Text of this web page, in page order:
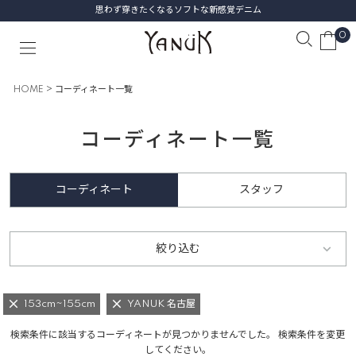
思わず穿きたくなるソフトな新感覚デニム
0
HOME コーディネート一覧
コーディネート一覧
コーディネート スタッフ
絞り込む
153cm~155cm YANUK 名古屋
検索条件に該当するコーディネートが見つかりませんでした。 検索条件を変更
してください。